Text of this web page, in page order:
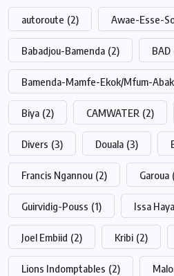
autoroute (2) Awae-Esse-
Babadjou-Bamenda (2) BAD
Bamenda-Mamfe-Ekok/Mfum-
Biya (2) CAMWATER (2)
Divers (3) Douala (3)
Francis Ngannou (2) Garoua
Guirvidig-Pouss (1) Issa
Joel Embiid (2) Kribi (2)
Lions Indomptables (2)